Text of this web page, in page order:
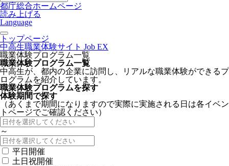
都庁総合ホームページ
読み上げる
Language
トップページ
中高生職業体験サイト Job EX
職業体験プログラム一覧
職業体験プログラム一覧
中高生が、都内の企業に訪問し、リアルな職業体験ができるプ
ログラムを紹介しています。
職業体験プログラムを探す
体験期間で探す
（あくまで期間になりますので実際に実施される日は各イベン
トページでご確認ください）
～
平日開催
土日祝開催